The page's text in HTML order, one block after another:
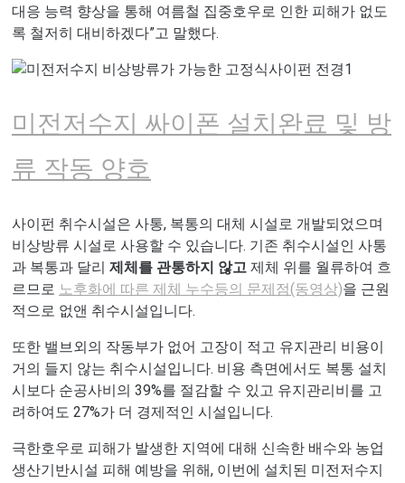
대응 능력 향상을 통해 여름철 집중호우로 인한 피해가 없도
록 철저히 대비하겠다”고 말했다.
미전저수지 싸이폰 설치완료 및 방
류 작동 양호
사이펀 취수시설은 사통, 복통의 대체 시설로 개발되었으며
비상방류 시설로 사용할 수 있습니다. 기존 취수시설인 사통
과 복통과 달리 제체를 관통하지 않고 제체 위를 월류하여 흐
르므로 노후화에 따른 제체 누수등의 문제점(동영상)을 근원
적으로 없앤 취수시설입니다.
또한 밸브외의 작동부가 없어 고장이 적고 유지관리 비용이
거의 들지 않는 취수시설입니다. 비용 측면에서도 복통 설치
시보다 순공사비의 39%를 절감할 수 있고 유지관리비를 고
려하여도 27%가 더 경제적인 시설입니다.
극한호우로 피해가 발생한 지역에 대해 신속한 배수와 농업
생산기반시설 피해 예방을 위해, 이번에 설치된 미전저수지